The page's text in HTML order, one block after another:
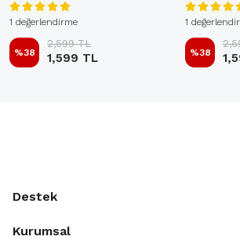
1 değerlendirme
%38
2,599 TL
1,599 TL
1
%38
Destek
Kurumsal